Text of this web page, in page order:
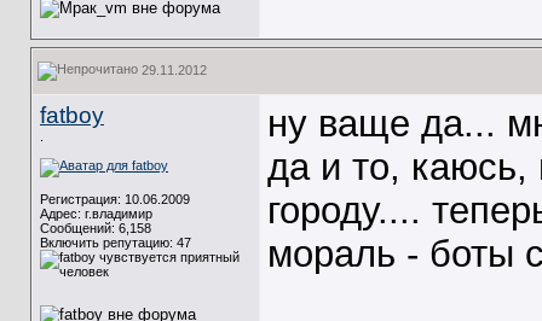
29.11.2012
fatboy
Регистрация: 10.06.2009
Адрес: г.владимир
Сообщений: 6,158
Включить репутацию: 47
ну ваще да...
да и то, каюсь,
городу....
мораль - боты